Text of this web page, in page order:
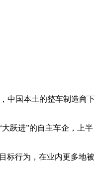
中国本土的整车制造商下
跃进”的自主车企，上半
标行为，在业内更多地被